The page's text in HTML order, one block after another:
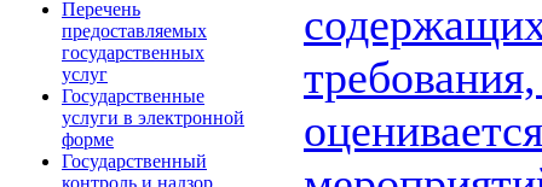
Перечень
предоставляемых
государственных
услуг
Государственные
услуги в электронной
форме
Государственный
контроль и надзор